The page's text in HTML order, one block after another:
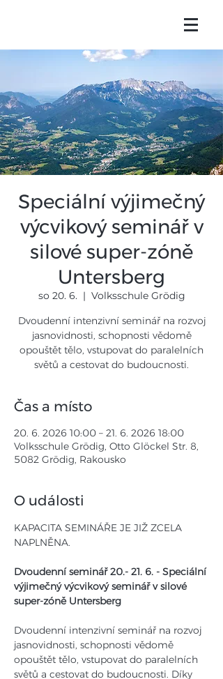
Speciální výjimečný
výcvikový seminář v
silové super-zóně
Untersberg
so 20. 6.
  |
Volksschule Grödig
Dvoudenní intenzivní seminář na rozvoj
jasnovidnosti, schopnosti vědomě
opouštět tělo, vstupovat do paralelních
světů a cestovat do budoucnosti.
Čas a místo
20. 6. 2026 10:00 – 21. 6. 2026 18:00
Volksschule Grödig, Otto Glöckel Str. 8,
5082 Grödig, Rakousko
O události
KAPACITA SEMINÁŘE JE JIŽ ZCELA
NAPLNĚNA.
Dvoudenní seminář 20.- 21. 6. - Speciální
výjimečný výcvikový seminář v silové
super-zóně Untersberg
Dvoudenní intenzivní seminář na rozvoj
jasnovidnosti, schopnosti vědomě
opouštět tělo, vstupovat do paralelních
světů a cestovat do budoucnosti. Díky